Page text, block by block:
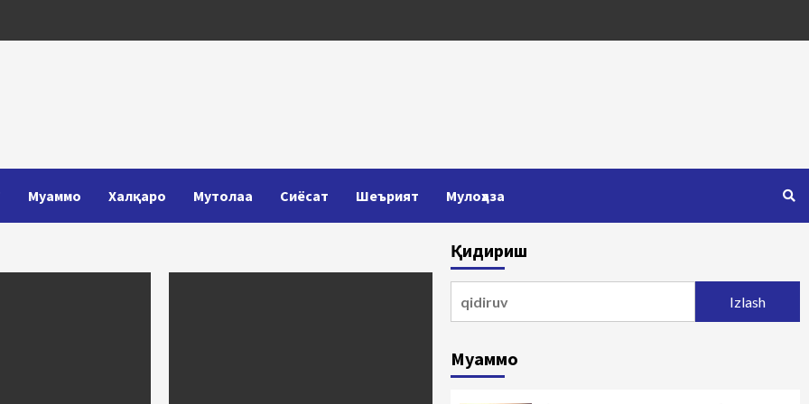
Муаммо Халқаро Мутолаа Сиёсат Шеърият Мулоҳаза
Қидириш
Муаммо